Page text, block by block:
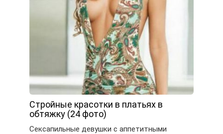
Стройные красотки в платьях в
обтяжку (24 фото)
Сексапильные девушки с аппетитными